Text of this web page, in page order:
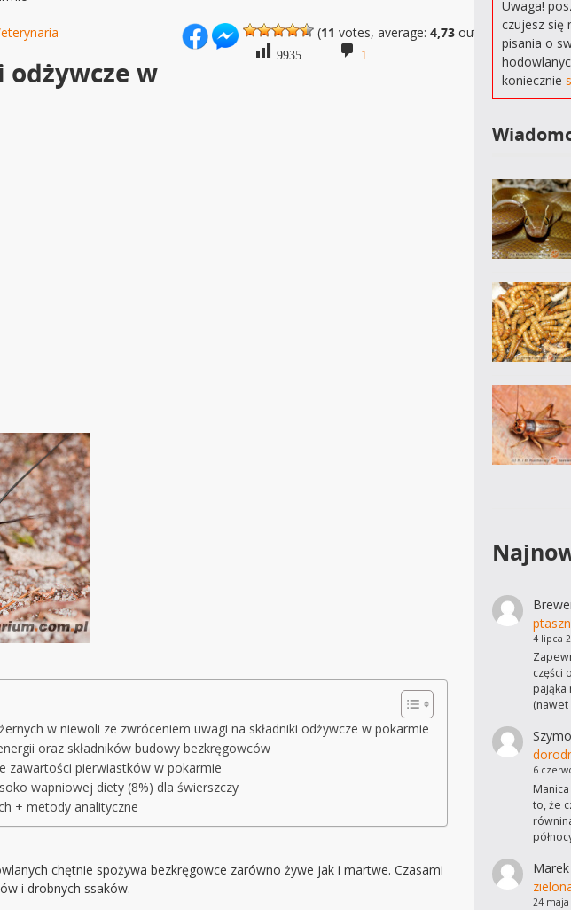
(11 votes, average: 4,73out of 5)
9935 1
w
w niewoli ze zwróceniem uwagi na składniki odżywcze w pokarmie
oraz składników budowy bezkręgowców
zawartości pierwiastków w pokarmie
wapniowej diety (8%) dla świerszczy
+ metody analityczne
chętnie spożywa bezkręgowce zarówno żywe jak i martwe. Czasami
i drobnych ssaków.
Uwaga!
czujesz się
pisania o
koniecznie
4 lipca
części
pająka
6
to, że
Marek
24 maja